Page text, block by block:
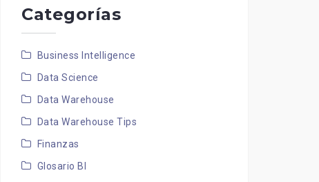
Categorías
Business Intelligence
Data Science
Data Warehouse
Data Warehouse Tips
Finanzas
Glosario BI